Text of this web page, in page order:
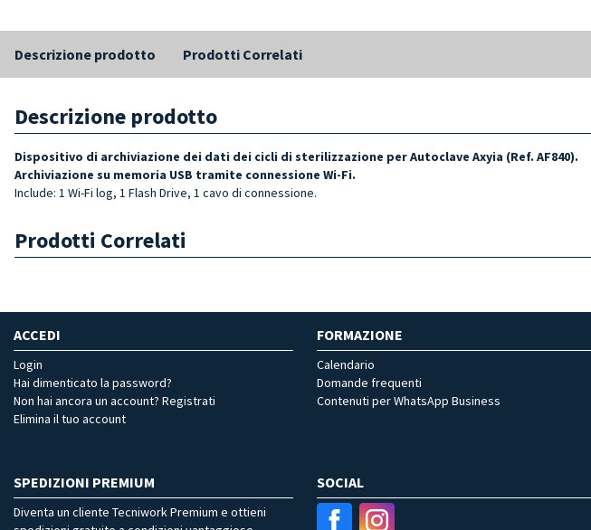
Descrizione prodotto Prodotti Correlati
Descrizione prodotto
Dispositivo di archiviazione dei dati dei cicli di sterilizzazione per Autoclave Axyia (Ref. AF840).
Archiviazione su memoria USB tramite connessione Wi-Fi.
Include: 1 Wi-Fi log, 1 Flash Drive, 1 cavo di connessione.
Prodotti Correlati
ACCEDI
Login
Hai dimenticato la password?
Non hai ancora un account? Registrati
Elimina il tuo account
FORMAZIONE
Calendario
Domande frequenti
Contenuti per WhatsApp Business
SPEDIZIONI PREMIUM
Diventa un cliente Tecniwork Premium e ottieni
SOCIAL